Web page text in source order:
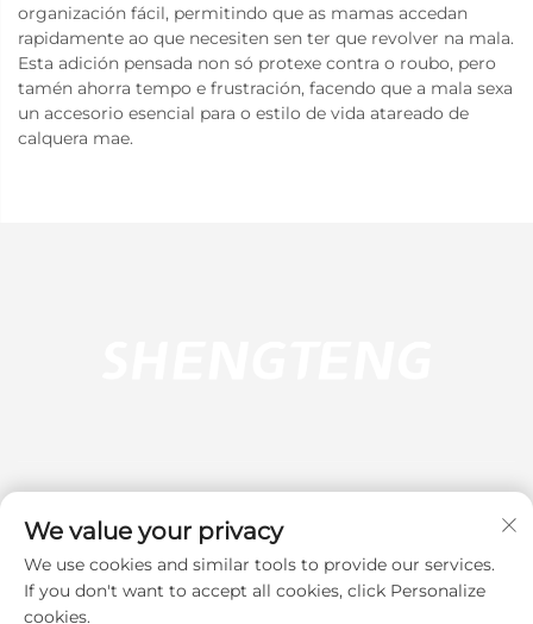
organización fácil, permitindo que as mamas accedan
rapidamente ao que necesiten sen ter que revolver na mala.
Esta adición pensada non só protexe contra o roubo, pero
tamén ahorra tempo e frustración, facendo que a mala sexa
un accesorio esencial para o estilo de vida atareado de
calquera mae.
Subscreber
We value your privacy
We use cookies and similar tools to provide our services.
If you don't want to accept all cookies, click Personalize
cookies.